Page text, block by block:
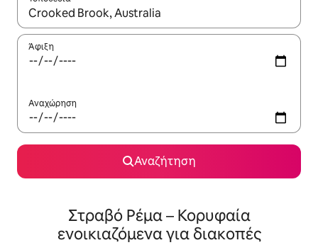
Όταν τα αποτελέσματα είναι διαθέσιμα, μπορείτε να
Άφιξη
Αναχώρηση
Αναζήτηση
Στραβό Ρέμα – Κορυφαία
ενοικιαζόμενα για διακοπές